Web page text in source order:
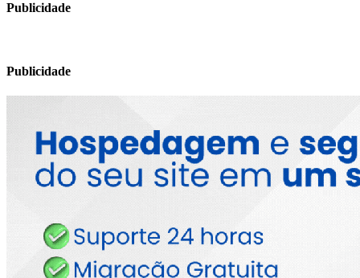
Publicidade
Publicidade